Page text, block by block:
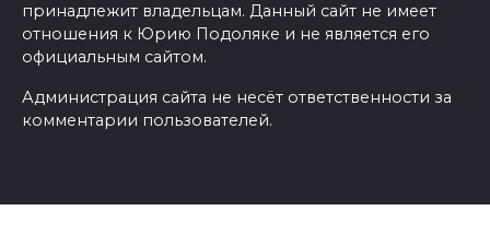
принадлежит владельцам. Данный сайт не имеет
отношения к Юрию Подоляке и не является его
официальным сайтом.
Администрация сайта не несёт ответственности за
комментарии пользователей.